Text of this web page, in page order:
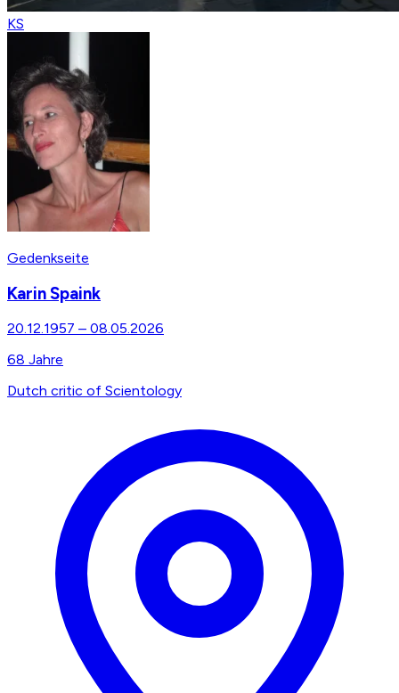
KS
Gedenkseite
Karin Spaink
20.12.1957 – 08.05.2026
68 Jahre
Dutch critic of Scientology